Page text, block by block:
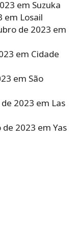
em Suzuka
em Losail
de 2023 em
em Cidade
em São
2023 em Las
2023 em Yas